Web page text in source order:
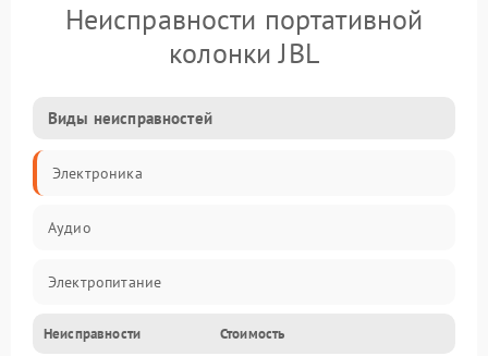
Неисправности портативной
колонки JBL
Виды неисправностей
Электроника
Аудио
Электропитание
Механические повреждения
Неисправности Стоимость